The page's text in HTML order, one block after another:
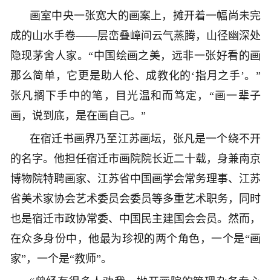
画室中央一张宽大的画案上，摊开着一幅尚未完
成的山水手卷——层峦叠嶂间云气蒸腾，山径幽深处
隐现茅舍人家。“中国绘画之美，远非一张好看的画
那么简单，它更是助人伦、成教化的‘指月之手’。”
张凡搁下手中的笔，目光温和而笃定，“画一辈子
画，说到底，是在画自己。”
在宿迁书画界乃至江苏画坛，张凡是一个绕不开
的名字。他担任宿迁市画院院长近二十载，身兼南京
博物院特聘画家、江苏省中国画学会常务理事、江苏
省美术家协会艺术委员会委员等多重艺术职务，同时
也是宿迁市政协常委、中国民主建国会会员。然而，
在众多身份中，他最为珍视的两个角色，一个是“画
家”，一个是“教师”。